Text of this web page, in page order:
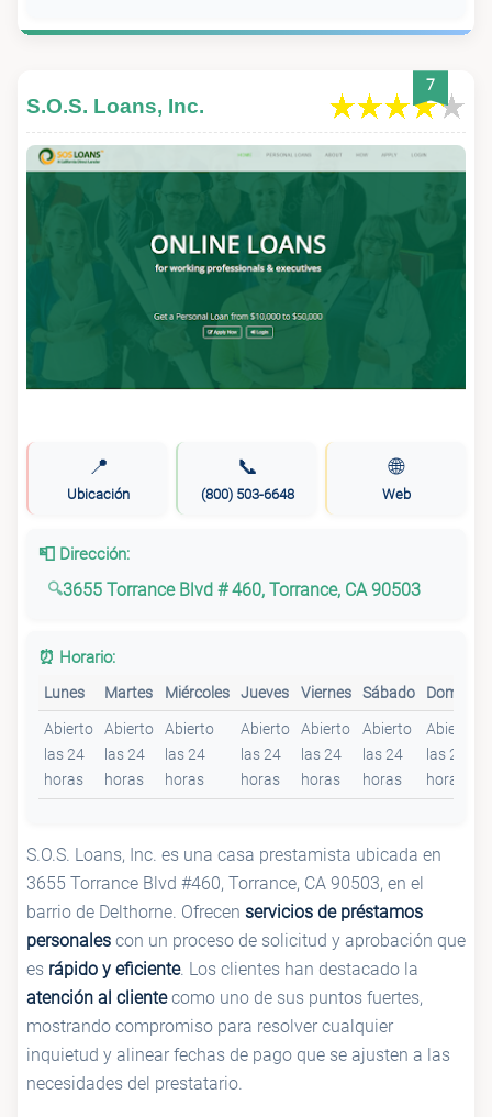
7
S.O.S. Loans, Inc.
📍
Ubicación
📞
(800) 503-6648
🌐
Web
📮 Dirección:
3655 Torrance Blvd # 460, Torrance, CA 90503
⏰ Horario:
Lunes Martes Miércoles Jueves Viernes Sábado Domingo
Abierto
las 24
horas
Abierto
las 24
horas
Abierto
las 24
horas
Abierto
las 24
horas
Abierto
las 24
horas
Abierto
las 24
horas
Abierto
las 24
horas
S.O.S. Loans, Inc. es una casa prestamista ubicada en
3655 Torrance Blvd #460, Torrance, CA 90503, en el
barrio de Delthorne. Ofrecen servicios de préstamos
personales con un proceso de solicitud y aprobación que
es rápido y eficiente. Los clientes han destacado la
atención al clientecomo uno de sus puntos fuertes,
mostrando compromiso para resolver cualquier
inquietud y alinear fechas de pago que se ajusten a las
necesidades del prestatario.